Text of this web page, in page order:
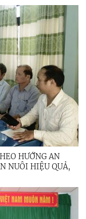
HƯỚNG AN
NUÔI HIỆU QUẢ,